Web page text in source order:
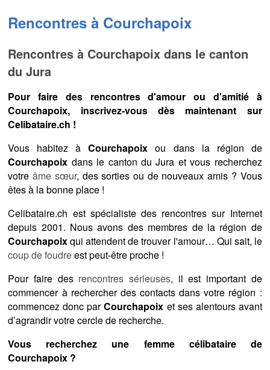
Rencontres à Courchapoix
Rencontres à Courchapoix dans le canton
du Jura
Pour faire des rencontres d'amour ou d'amitié à
Courchapoix, inscrivez-vous dès maintenant sur
Celibataire.ch !
Vous habitez àCourchapoix ou dans la région de
Courchapoix dans le canton du Jura et vous recherchez
votreâme sœur, des sorties ou de nouveaux amis ? Vous
êtes à la bonne place !
Celibataire.ch est spécialiste des rencontres sur Internet
depuis 2001. Nous avons des membres de la région de
Courchapoixqui attendent de trouver l'amour… Qui sait, le
coup de foudreest peut-être proche !
Pour faire des rencontres sérieuses, il est important de
commencer à rechercher des contacts dans votre région :
commencez donc parCourchapoix et ses alentours avant
d’agrandir votre cercle de recherche.
Vous recherchez une femme célibataire de
Courchapoix ?